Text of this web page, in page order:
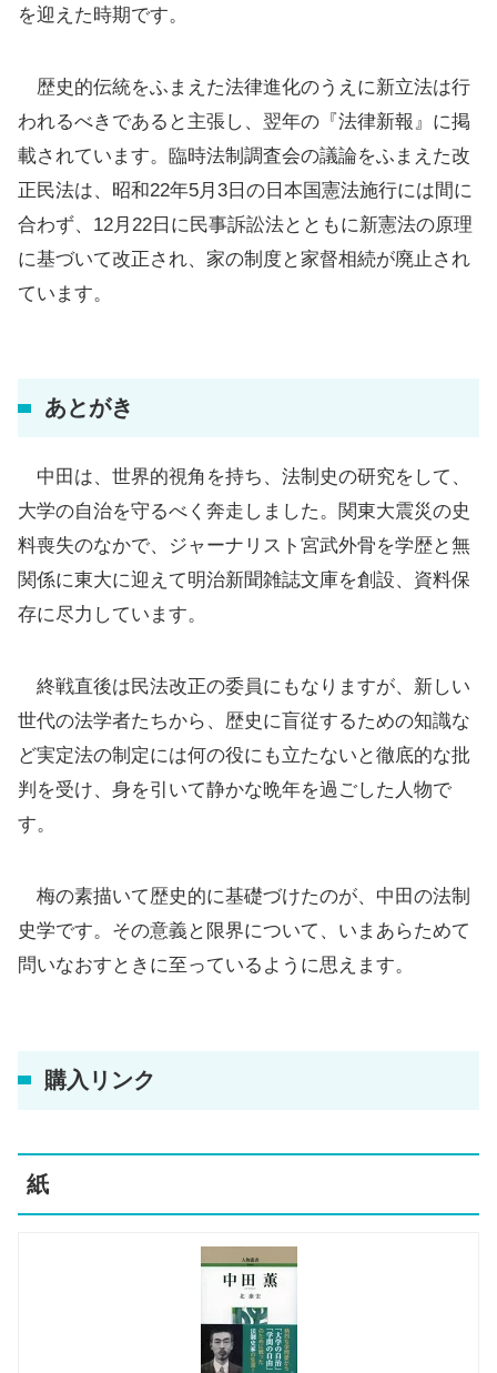
を迎えた時期です。
歴史的伝統をふまえた法律進化のうえに新立法は行
われるべきであると主張し、翌年の『法律新報』に掲
載されています。臨時法制調査会の議論をふまえた改
正民法は、昭和22年5月3日の日本国憲法施行には間に
合わず、12月22日に民事訴訟法とともに新憲法の原理
に基づいて改正され、家の制度と家督相続が廃止され
ています。
あとがき
中田は、世界的視角を持ち、法制史の研究をして、
大学の自治を守るべく奔走しました。関東大震災の史
料喪失のなかで、ジャーナリスト宮武外骨を学歴と無
関係に東大に迎えて明治新聞雑誌文庫を創設、資料保
存に尽力しています。
終戦直後は民法改正の委員にもなりますが、新しい
世代の法学者たちから、歴史に盲従するための知識な
ど実定法の制定には何の役にも立たないと徹底的な批
判を受け、身を引いて静かな晩年を過ごした人物で
す。
梅の素描いて歴史的に基礎づけたのが、中田の法制
史学です。その意義と限界について、いまあらためて
問いなおすときに至っているように思えます。
購入リンク
紙